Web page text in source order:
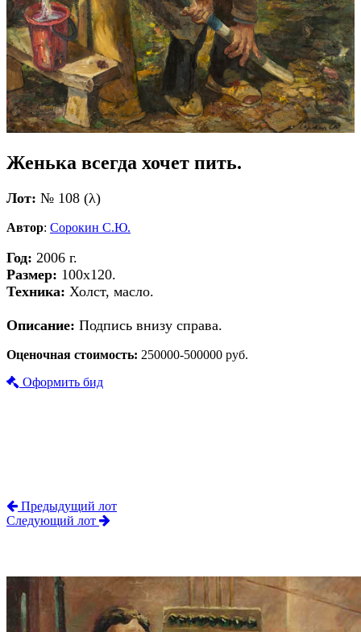
Женька всегда хочет пить.
Лот: № 108 (λ)
Автор: Сорокин С.Ю.
Год: 2006 г.
Размер: 100х120.
Техника: Холст, масло.
Описание: Подпись внизу справа.
Оценочная стоимость: 250000-500000 руб.
Оформить бид
Предыдущий лот
Следующий лот